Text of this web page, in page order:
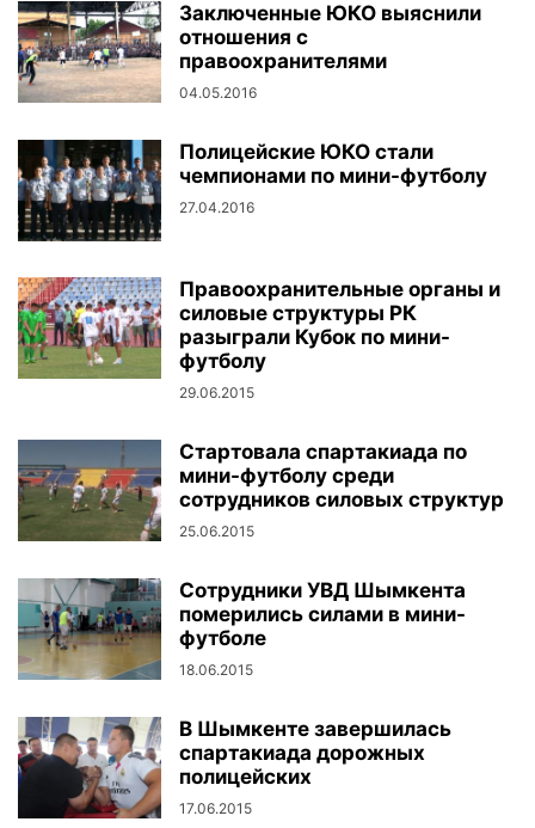
Заключенные ЮКО выяснили
отношения с
правоохранителями
04.05.2016
Полицейские ЮКО стали
чемпионами по мини-футболу
27.04.2016
Правоохранительные органы и
силовые структуры РК
разыграли Кубок по мини-
футболу
29.06.2015
Cтартовала спартакиада по
мини-футболу среди
сотрудников силовых структур
25.06.2015
Сотрудники УВД Шымкента
померились силами в мини-
футболе
18.06.2015
В Шымкенте завершилась
спартакиада дорожных
полицейских
17.06.2015